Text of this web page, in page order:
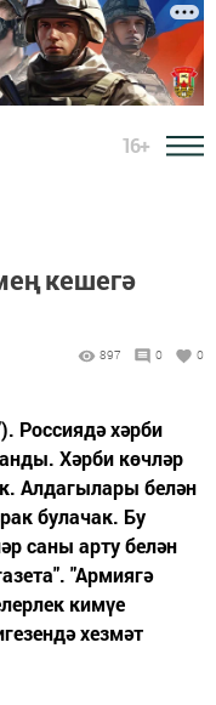
16+
кешегә
897 0 0
Россиядә хәрби
Хәрби көчләр
Алдагылары белән
булачак. Бу
саны арту белән
"Армиягә
кимүе
хезмәт